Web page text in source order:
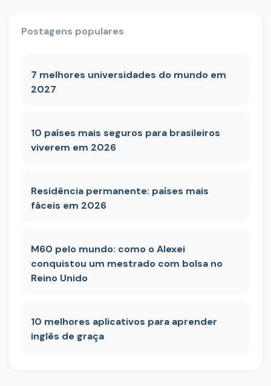
Postagens populares
7 melhores universidades do mundo em
2027
10 países mais seguros para brasileiros
viverem em 2026
Residência permanente: países mais
fáceis em 2026
M60 pelo mundo: como o Alexei
conquistou um mestrado com bolsa no
Reino Unido
10 melhores aplicativos para aprender
inglês de graça